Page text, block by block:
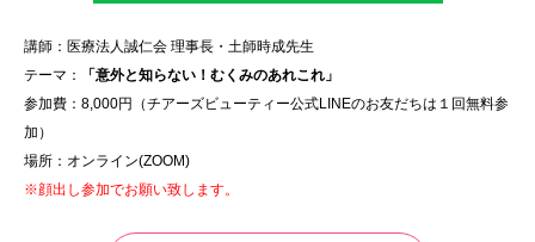
講師：医療法人誠仁会 理事長・ 土師時成先生
テーマ：
「意外と知らない！むくみのあれこれ」
参加費：8,000円（チアーズビューティー公式LINEのお友だちは１回無料参
加）
場所：オンライン(ZOOM)
※顔出し参加でお願い致します。